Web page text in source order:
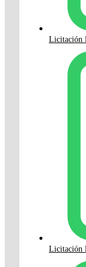
Licitación
Licitación